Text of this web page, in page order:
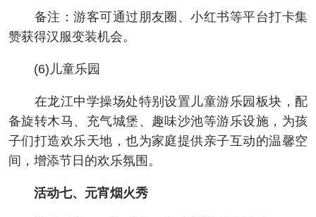
备注：游客可通过朋友圈、小红书等平台打卡集
赞获得汉服变装机会。
(6)儿童乐园
在龙江中学操场处特别设置儿童游乐园板块，配
备旋转木马、充气城堡、趣味沙池等游乐设施，为孩
子们打造欢乐天地，也为家庭提供亲子互动的温馨空
间，增添节日的欢乐氛围。
活动七、元宵烟火秀